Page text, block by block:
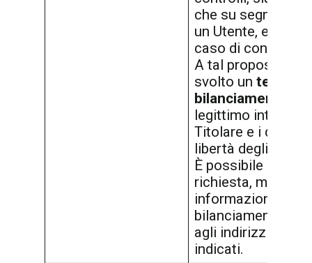
che su
un Utente, e a
caso di
A tal proposito è
svolto un test di
bilanciamento
legittimo
Titolare e i diritti e
libertà degli
È possibile
richiesta, maggiori
informazioni sul
bilanciamento
agli indirizzi sopra
indicati.